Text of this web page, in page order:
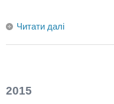
Читати далі
2015